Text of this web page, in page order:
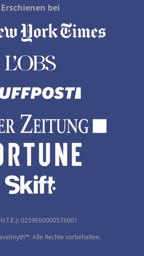
Erschienen bei
0259Ε60000576001
Alle Rechte vorbehalten.